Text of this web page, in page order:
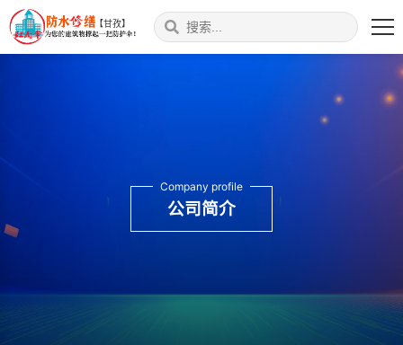
【甘孜】
公司简介
Company profile